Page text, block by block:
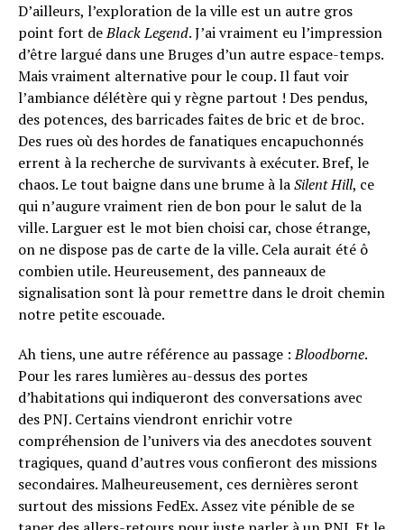
D’ailleurs, l’exploration de la ville est un autre gros
point fort deBlack Legend. J’ai vraiment eu l’impression
d’être largué dans une Bruges d’un autre espace-temps.
Mais vraiment alternative pour le coup. Il faut voir
l’ambiance délétère qui y règne partout ! Des pendus,
des potences, des barricades faites de bric et de broc.
Des rues où des hordes de fanatiques encapuchonnés
errent à la recherche de survivants à exécuter. Bref, le
chaos. Le tout baigne dans une brume à laSilent Hill, ce
qui n’augure vraiment rien de bon pour le salut de la
ville. Larguer est le mot bien choisi car, chose étrange,
on ne dispose pas de carte de la ville. Cela aurait été ô
combien utile. Heureusement, des panneaux de
signalisation sont là pour remettre dans le droit chemin
notre petite escouade.
Ah tiens, une autre référence au passage :Bloodborne.
Pour les rares lumières au-dessus des portes
d’habitations qui indiqueront des conversations avec
des PNJ. Certains viendront enrichir votre
compréhension de l’univers via des anecdotes souvent
tragiques, quand d’autres vous confieront des missions
secondaires. Malheureusement, ces dernières seront
surtout des missions FedEx. Assez vite pénible de se